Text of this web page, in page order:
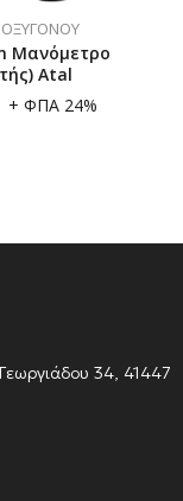
ΟΞΥΓΌΝΟΥ
Μανόμετρο
Atal
+ ΦΠΑ 24%
34, 41447